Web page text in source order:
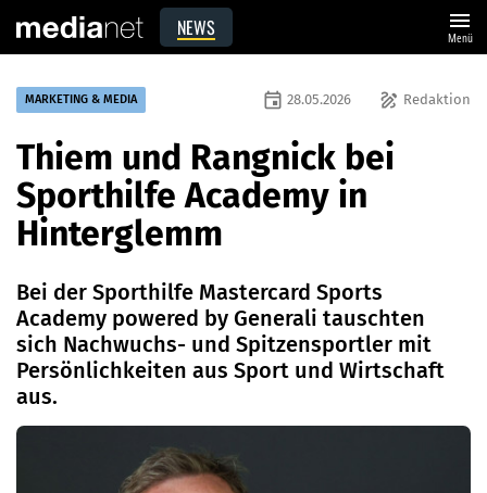
NEWS menu
Menü
MARKETING & MEDIA draw Redaktion
event 28.05.2026
Thiem und Rangnick bei
Sporthilfe Academy in
Hinterglemm
Bei der Sporthilfe Mastercard Sports
Academy powered by Generali tauschten
sich Nachwuchs- und Spitzensportler mit
Persönlichkeiten aus Sport und Wirtschaft
aus.